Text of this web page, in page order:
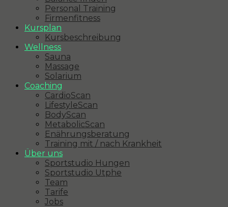
Personal Training
Firmenfitness
Kursplan
Kursbeschreibung
Wellness
Sauna
Massage
Solarium
Coaching
CardioScan
LifestyleScan
BodyScan
MetabolicScan
Enährungsberatung
Training mit / nach Krankheit
Über uns
Sportstudio Hungen
Sportstudio Utphe
Team
Tarife
Jobs